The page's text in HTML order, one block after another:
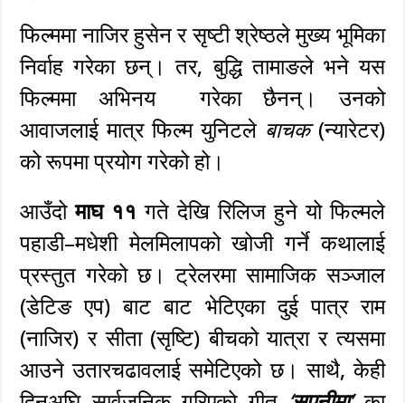
फिल्ममा नाजिर हुसेन र सृष्टी श्रेष्ठले मुख्य भूमिका
निर्वाह गरेका छन्। तर, बुद्धि तामाङले भने यस
फिल्ममा अभिनय गरेका छैनन्। उनको
आवाजलाई मात्र फिल्म युनिटले बाचक(न्यारेटर)
को रूपमा प्रयोग गरेको हो।
आउँदोमाघ ११ गते देखि रिलिज हुने यो फिल्मले
पहाडी–मधेशी मेलमिलापको खोजी गर्ने कथालाई
प्रस्तुत गरेको छ। ट्रेलरमा सामाजिक सञ्जाल
(डेटिङ एप) बाट बाट भेटिएका दुई पात्र राम
(नाजिर) र सीता (सृष्टि) बीचको यात्रा र त्यसमा
आउने उतारचढावलाई समेटिएको छ। साथै, केही